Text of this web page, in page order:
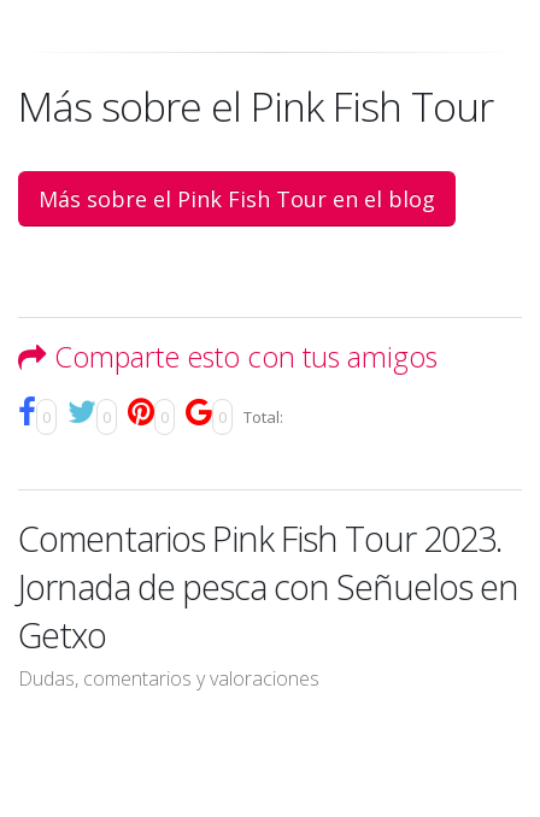
Más sobre el Pink Fish Tour
Más sobre el Pink Fish Tour en el blog
Comparte esto con tus amigos
0 0 0 0 Total:
Comentarios Pink Fish Tour 2023.
Jornada de pesca con Señuelos en
Getxo
Dudas, comentarios y valoraciones